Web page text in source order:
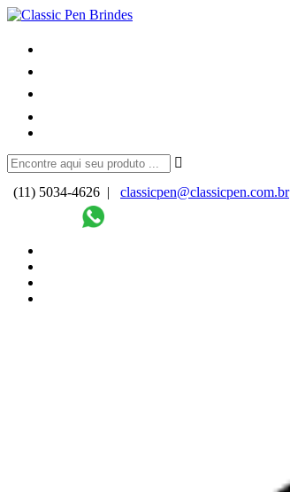
(11) 5034-4626 |
classicpen@classicpen.com.br